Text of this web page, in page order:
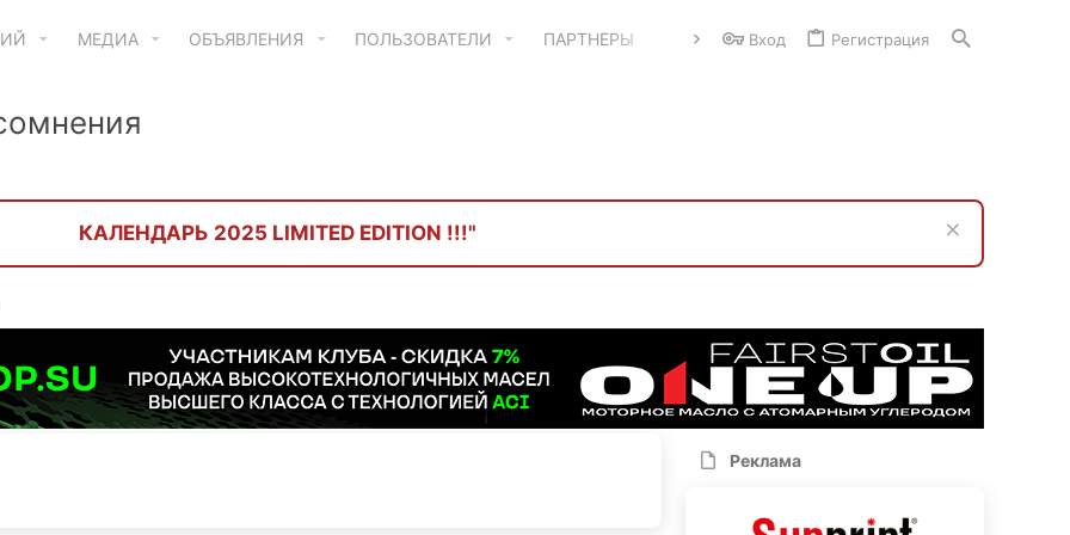
МЕДИА ОБЪЯВЛЕНИЯ ПОЛЬЗОВАТЕЛИ ПАРТНЕРЫ Вход Регистрация
КАЛЕНДАРЬ 2025 LIMITED EDITION !!!"
Реклама